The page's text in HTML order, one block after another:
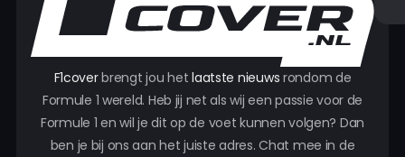
F1coverbrengt jou hetlaatste nieuws rondom de
Formule 1 wereld. Heb jij net als wij een passie voor de
Formule 1 en wil je dit op de voet kunnen volgen? Dan
ben je bij ons aan het juiste adres. Chat mee in de